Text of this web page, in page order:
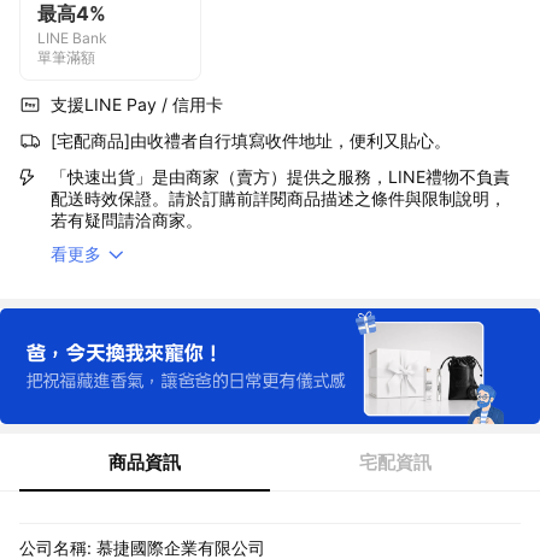
最高4%
LINE Bank
單筆滿額
支援LINE Pay / 信用卡
[宅配商品]由收禮者自行填寫收件地址，便利又貼心。
「快速出貨」是由商家（賣方）提供之服務，LINE禮物不負責
配送時效保證。請於訂購前詳閱商品描述之條件與限制說明，
若有疑問請洽商家。
看更多
商品資訊 宅配資訊
公司名稱: 慕捷國際企業有限公司